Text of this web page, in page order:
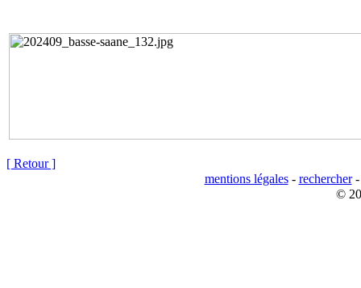
[ Retour ]
mentions légales- rechercher
©